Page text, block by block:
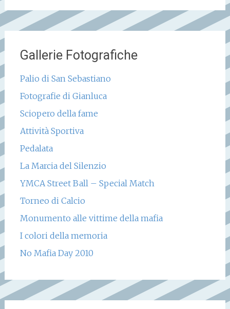
Gallerie Fotografiche
Palio di San Sebastiano
Fotografie di Gianluca
Sciopero della fame
Attività Sportiva
Pedalata
La Marcia del Silenzio
YMCA Street Ball – Special Match
Torneo di Calcio
Monumento alle vittime della mafia
I colori della memoria
No Mafia Day 2010